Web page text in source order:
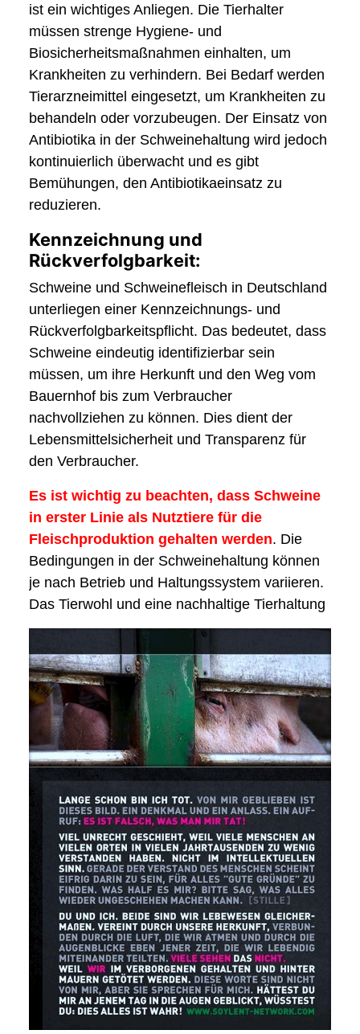
ist ein wichtiges Anliegen. Die Tierhalter
müssen strenge Hygiene- und
Biosicherheitsmaßnahmen einhalten, um
Krankheiten zu verhindern. Bei Bedarf werden
Tierarzneimittel eingesetzt, um Krankheiten zu
behandeln oder vorzubeugen. Der Einsatz von
Antibiotika in der Schweinehaltung wird jedoch
kontinuierlich überwacht und es gibt
Bemühungen, den Antibiotikaeinsatz zu
reduzieren.
Kennzeichnung und
Rückverfolgbarkeit:
Schweine und Schweinefleisch in Deutschland
unterliegen einer Kennzeichnungs- und
Rückverfolgbarkeitspflicht. Das bedeutet, dass
Schweine eindeutig identifizierbar sein
müssen, um ihre Herkunft und den Weg vom
Bauernhof bis zum Verbraucher
nachvollziehen zu können. Dies dient der
Lebensmittelsicherheit und Transparenz für
den Verbraucher.
Es ist wichtig zu beachten, dass Schweine
in erster Linie als Nutztiere für die
Fleischproduktion gehalten werden. Die
Bedingungen in der Schweinehaltung können
je nach Betrieb und Haltungssystem variieren.
Das Tierwohl und eine nachhaltige Tierhaltung